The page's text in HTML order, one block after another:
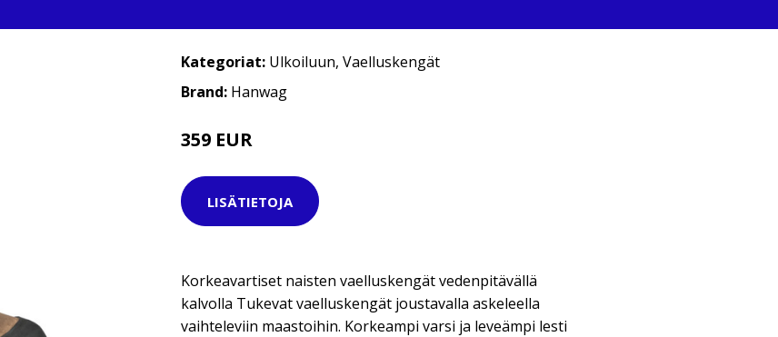
Kategoriat: Ulkoiluun, Vaelluskengät
Brand: Hanwag
359 EUR
LISÄTIETOJA
Korkeavartiset naisten vaelluskengät vedenpitävällä
kalvolla Tukevat vaelluskengät joustavalla askeleella
vaihteleviin maastoihin. Korkeampi varsi ja leveämpi lesti